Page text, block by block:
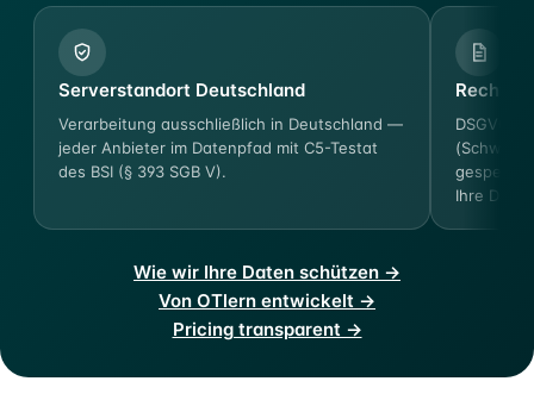
Serverstandort Deutschland
Verarbeitung ausschließlich in Deutschland —
jeder Anbieter im Datenpfad mit C5-Testat
des BSI (§ 393 SGB V).
DSGVO-
Ihre
Wie wir Ihre Daten schützen →
Von OTlern entwickelt →
Pricing transparent →